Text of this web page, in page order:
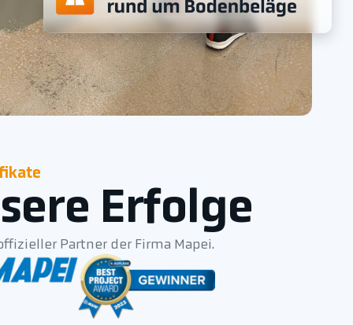
Erfolge
Partner der Firma Mapei.